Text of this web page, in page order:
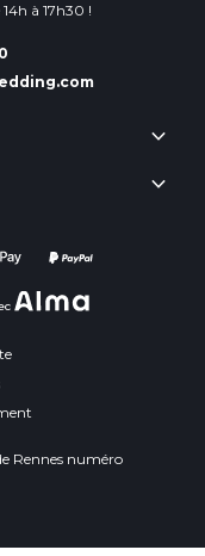
à 17h30 !
keyboard_arrow_down
keyboard_arrow_down
Rennes numéro